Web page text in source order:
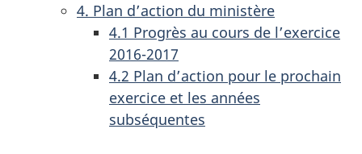
4. Plan d’action du ministère
4.1 Progrès au cours de l’exercice
2016-2017
4.2 Plan d’action pour le prochain
exercice et les années
subséquentes